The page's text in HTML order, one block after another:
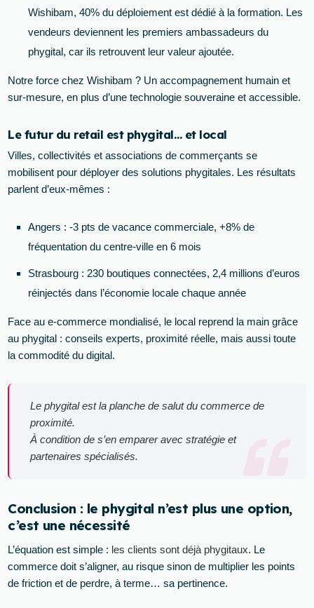
Wishibam, 40% du déploiement est dédié à la formation. Les
vendeurs deviennent les premiers ambassadeurs du
phygital, car ils retrouvent leur valeur ajoutée.
Notre force chez Wishibam ? Un accompagnement humain et
sur-mesure, en plus d’une technologie souveraine et accessible.
Le futur du retail est phygital… et local
Villes, collectivités et associations de commerçants se
mobilisent pour déployer des solutions phygitales. Les résultats
parlent d’eux-mêmes :
Angers : -3 pts de vacance commerciale, +8% de
fréquentation du centre-ville en 6 mois
Strasbourg : 230 boutiques connectées, 2,4 millions d’euros
réinjectés dans l’économie locale chaque année
Face au e-commerce mondialisé, le local reprend la main grâce
au phygital : conseils experts, proximité réelle, mais aussi toute
la commodité du digital.
Le phygital est la planche de salut du commerce de
proximité.
À condition de s’en emparer avec stratégie et
partenaires spécialisés.
Conclusion : le phygital n’est plus une option,
c’est une nécessité
L’équation est simple : les clients sont déjà phygitaux. Le
commerce doit s’aligner, au risque sinon de multiplier les points
de friction et de perdre, à terme… sa pertinence.